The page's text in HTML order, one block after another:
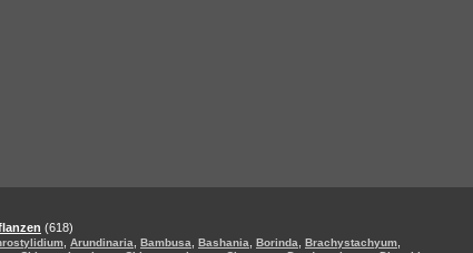
(618)
Arundinaria Bambusa Bashania Borinda Brachystachyum